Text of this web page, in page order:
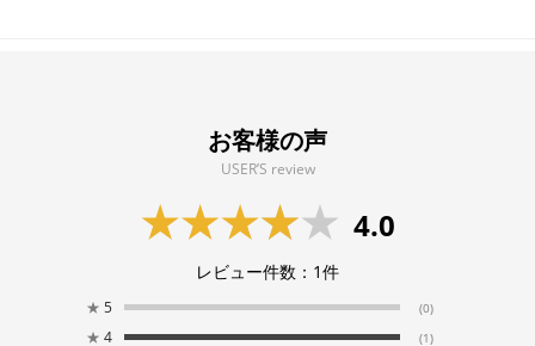
お客様の声
USER’S review
4.0
レビュー件数： 1件
★ 5 (0)
★ 4 (1)